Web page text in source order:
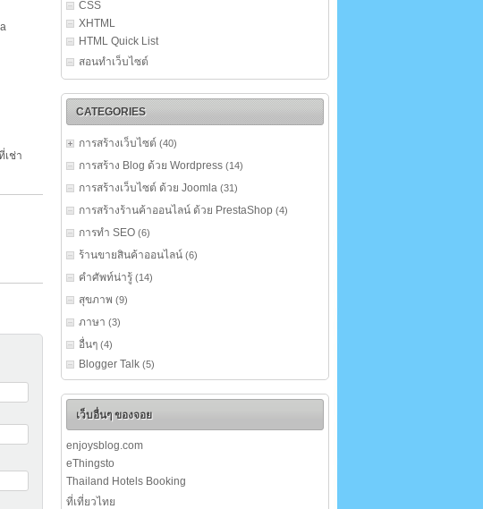
เช่า
CSS
XHTML
HTML Quick List
สอนทำเว็บไซต์
CATEGORIES
การสร้างเว็บไซต์ (40)
การสร้าง Blog ด้วย Wordpress (14)
การสร้างเว็บไซต์ ด้วย Joomla (31)
การสร้างร้านค้าออนไลน์ ด้วย PrestaShop (4)
การทำ SEO (6)
ร้านขายสินค้าออนไลน์ (6)
คำศัพท์น่ารู้ (14)
สุขภาพ (9)
ภาษา (3)
อื่นๆ (4)
Blogger Talk (5)
เว็บอื่นๆ ของจอย
enjoysblog.com
eThingsto
Thailand Hotels Booking
ที่เที่ยวไทย